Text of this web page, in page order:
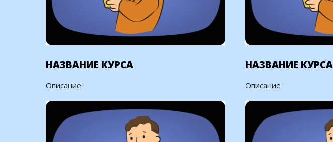
НАЗВАНИЕ КУРСА
Описание
НАЗВАНИЕ КУРСА
Описание